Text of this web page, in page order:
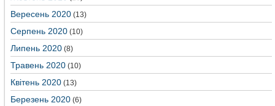
Вересень 2020 (13)
Серпень 2020 (10)
Липень 2020 (8)
Травень 2020 (10)
Квітень 2020 (13)
Березень 2020 (6)